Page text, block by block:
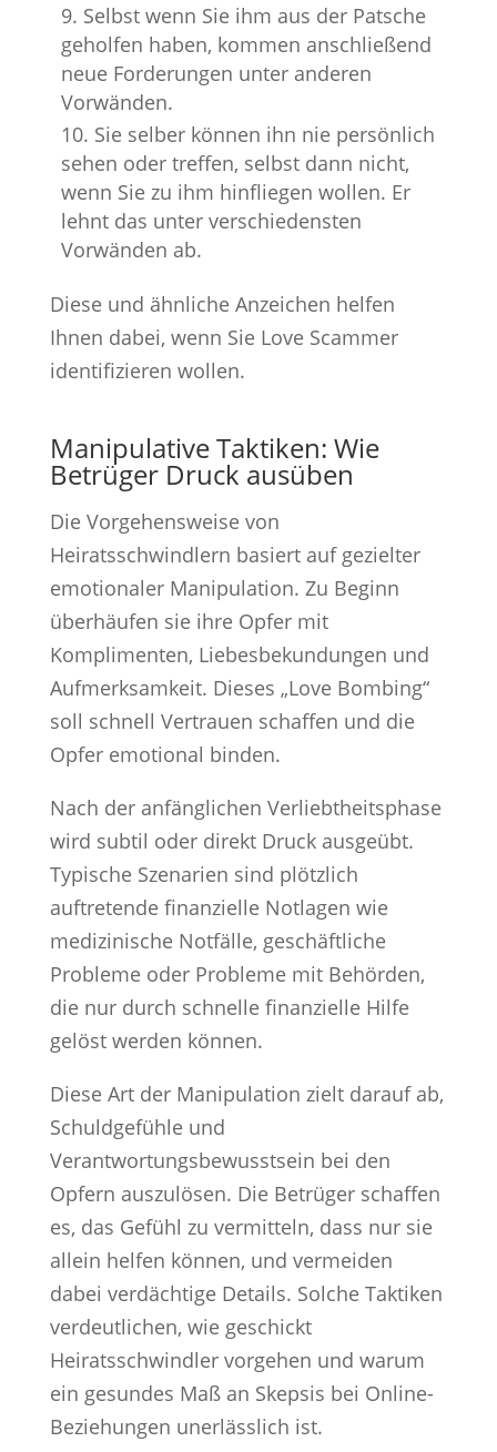
Selbst wenn Sie ihm aus der Patsche
geholfen haben, kommen anschließend
neue Forderungen unter anderen
Vorwänden.
Sie selber können ihn nie persönlich
sehen oder treffen, selbst dann nicht,
wenn Sie zu ihm hinfliegen wollen. Er
lehnt das unter verschiedensten
Vorwänden ab.
Diese und ähnliche Anzeichen helfen
Ihnen dabei, wenn Sie Love Scammer
identifizieren wollen.
Manipulative Taktiken: Wie
Betrüger Druck ausüben
Die Vorgehensweise von
Heiratsschwindlern basiert auf gezielter
emotionaler Manipulation. Zu Beginn
überhäufen sie ihre Opfer mit
Komplimenten, Liebesbekundungen und
Aufmerksamkeit. Dieses „Love Bombing“
soll schnell Vertrauen schaffen und die
Opfer emotional binden.
Nach der anfänglichen Verliebtheitsphase
wird subtil oder direkt Druck ausgeübt.
Typische Szenarien sind plötzlich
auftretende finanzielle Notlagen wie
medizinische Notfälle, geschäftliche
Probleme oder Probleme mit Behörden,
die nur durch schnelle finanzielle Hilfe
gelöst werden können.
Diese Art der Manipulation zielt darauf ab,
Schuldgefühle und
Verantwortungsbewusstsein bei den
Opfern auszulösen. Die Betrüger schaffen
es, das Gefühl zu vermitteln, dass nur sie
allein helfen können, und vermeiden
dabei verdächtige Details. Solche Taktiken
verdeutlichen, wie geschickt
Heiratsschwindler vorgehen und warum
ein gesundes Maß an Skepsis bei Online-
Beziehungen unerlässlich ist.